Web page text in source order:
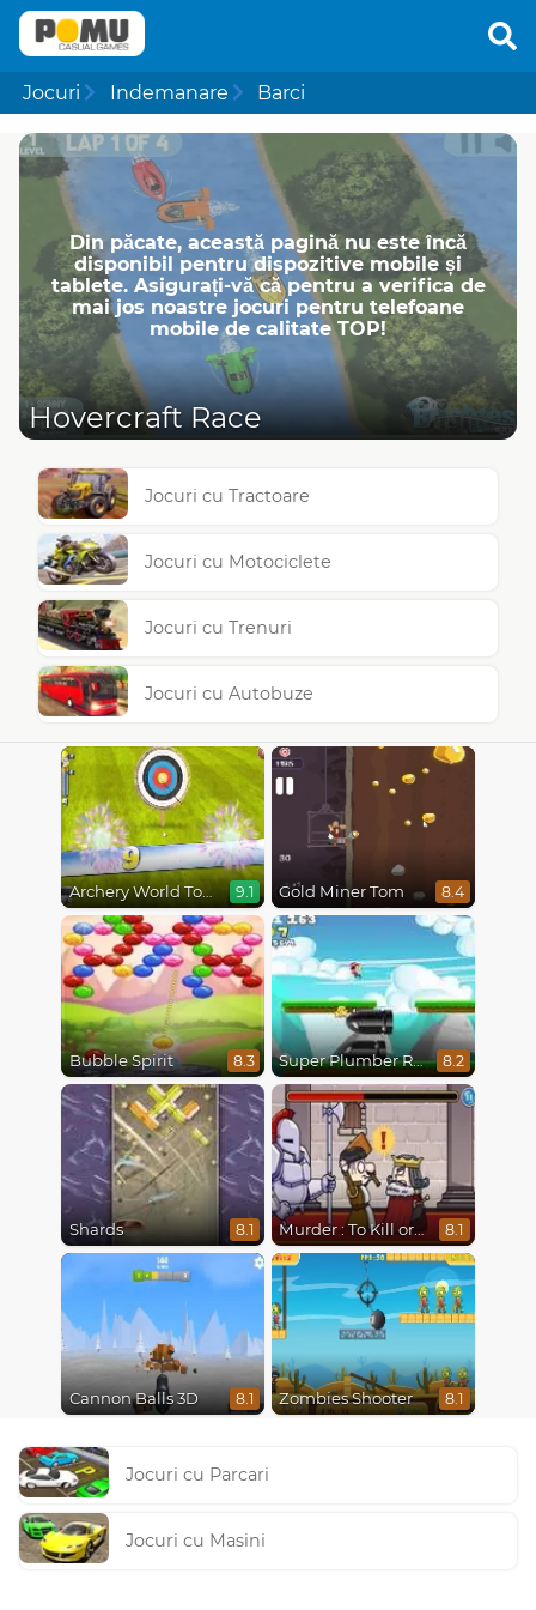
Jocuri Indemanare Barci
Din păcate, această pagină nu este încă
disponibil pentru dispozitive mobile și
tablete. Asigurați-vă că pentru a verifica de
mai jos noastre jocuri pentru telefoane
mobile de calitate TOP!
Hovercraft Race
Jocuri cu Tractoare
Jocuri cu Motociclete
Jocuri cu Trenuri
Jocuri cu Autobuze
Archery World Tour 9.1 Gold Miner Tom 8.4
Bubble Spirit 8.3 Super Plumber Run 8.2
Shards 8.1 Murder : To Kill or Not to Kill 8.1
Cannon Balls 3D 8.1 Zombies Shooter 8.1
Jocuri cu Parcari
Jocuri cu Masini